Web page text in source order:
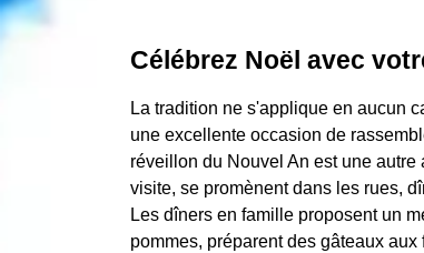
Célébrez Noël avec
La tradition ne s'applique en aucun
une excellente occasion de
réveillon du Nouvel An est une
visite, se promènent dans les rues,
Les dîners en famille proposent un
pommes, préparent des gâteaux